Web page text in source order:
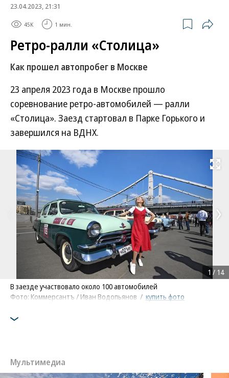
23.04.2023, 21:31
45K 1 мин.
Ретро-ралли «Столица»
Как прошел автопробег в Москве
23 апреля 2023 года в Москве прошло
соревнование ретро-автомобилей — ралли
«Столица». Заезд стартовал в Парке Горького и
завершился на ВДНХ.
Развернуть
В заезде участвовало около 100 автомобилей
Фото: Коммерсантъ / Иван Водопьянов / купить фото
1 / 14
Мультимедиа